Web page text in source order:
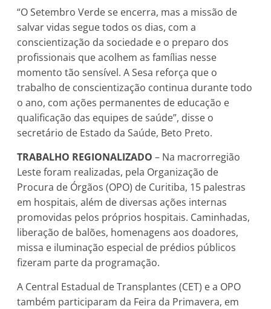
“O Setembro Verde se encerra, mas a missão de
salvar vidas segue todos os dias, com a
conscientização da sociedade e o preparo dos
profissionais que acolhem as famílias nesse
momento tão sensível. A Sesa reforça que o
trabalho de conscientização continua durante todo
o ano, com ações permanentes de educação e
qualificação das equipes de saúde”, disse o
secretário de Estado da Saúde, Beto Preto.
TRABALHO REGIONALIZADO– Na macrorregião
Leste foram realizadas, pela Organização de
Procura de Órgãos (OPO) de Curitiba, 15 palestras
em hospitais, além de diversas ações internas
promovidas pelos próprios hospitais. Caminhadas,
liberação de balões, homenagens aos doadores,
missa e iluminação especial de prédios públicos
fizeram parte da programação.
A Central Estadual de Transplantes (CET) e a OPO
também participaram da Feira da Primavera, em